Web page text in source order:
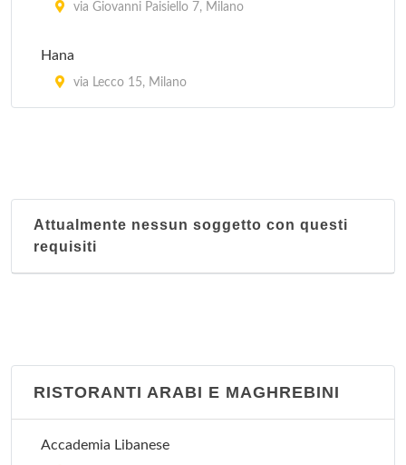
Lon Fon
Mei Lin
via San Giovanni sul Muro 13, Milano
via Giovanni Paisiello 7, Milano
Hana
via Lecco 15, Milano
Attualmente nessun soggetto con questi
requisiti
RISTORANTI ARABI E MAGHREBINI
Accademia Libanese